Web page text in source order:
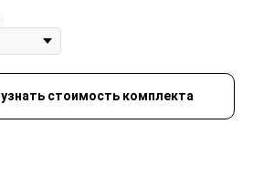
узнать стоимость комплекта